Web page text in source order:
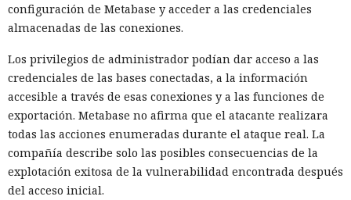
configuración de Metabase y acceder a las credenciales
almacenadas de las conexiones.
Los privilegios de administrador podían dar acceso a las
credenciales de las bases conectadas, a la información
accesible a través de esas conexiones y a las funciones de
exportación. Metabase no afirma que el atacante realizara
todas las acciones enumeradas durante el ataque real. La
compañía describe solo las posibles consecuencias de la
explotación exitosa de la vulnerabilidad encontrada después
del acceso inicial.